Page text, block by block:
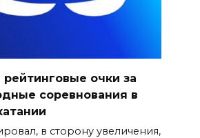
рейтинговые очки за
соревнования в
в сторону увеличения,